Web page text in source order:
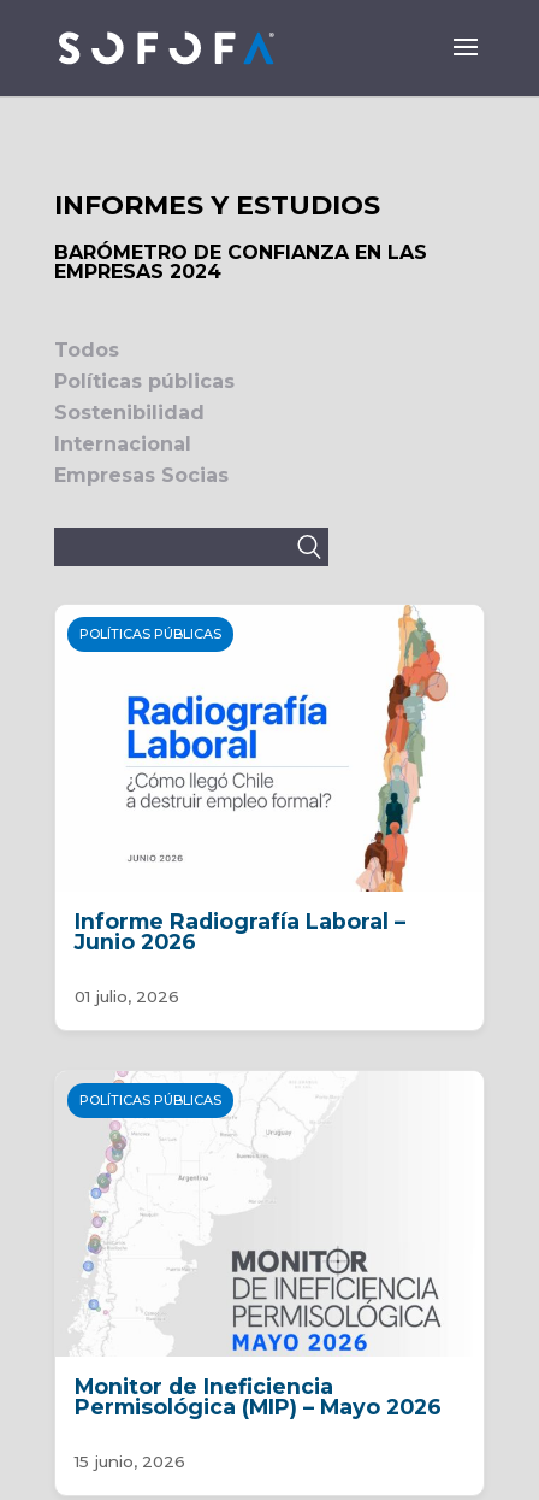
INFORMES Y ESTUDIOS
BARÓMETRO DE CONFIANZA EN LAS
EMPRESAS 2024
Todos
Políticas públicas
Sostenibilidad
Internacional
Empresas Socias
POLÍTICAS PÚBLICAS
Informe Radiografía Laboral –
Junio 2026
01 julio, 2026
POLÍTICAS PÚBLICAS
Monitor de Ineficiencia
Permisológica (MIP) – Mayo 2026
15 junio, 2026